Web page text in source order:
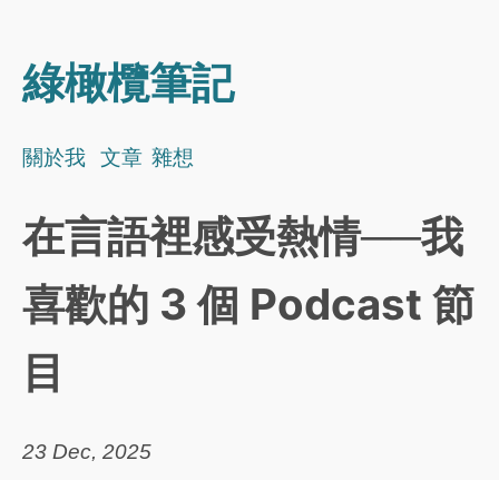
綠橄欖筆記
關於我 文章 雜想
在言語裡感受熱情──我
喜歡的 3 個 Podcast 節
目
23 Dec, 2025